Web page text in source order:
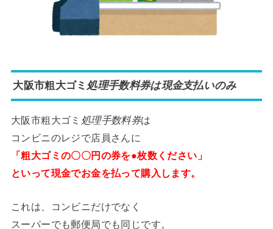
大阪市粗大ゴミ 処理手数料券は現金支払いのみ
大阪市粗大ゴミ 処理手数料券は
コンビニのレジで店員さんに
「粗大ゴミの〇〇円の券を●枚数ください」
といって現金でお金を払って購入します。
これは、コンビニだけでなく
スーパーでも郵便局でも同じです。